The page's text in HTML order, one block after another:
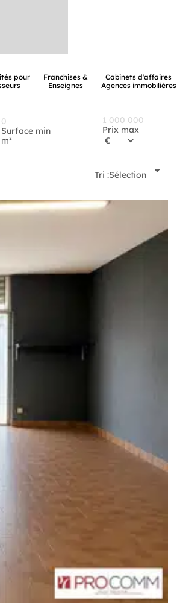
pour
Franchises &
Enseignes
Cabinets d'affaires
Agences immobilières
Surface min
m²
Prix max
Tri :Sélection